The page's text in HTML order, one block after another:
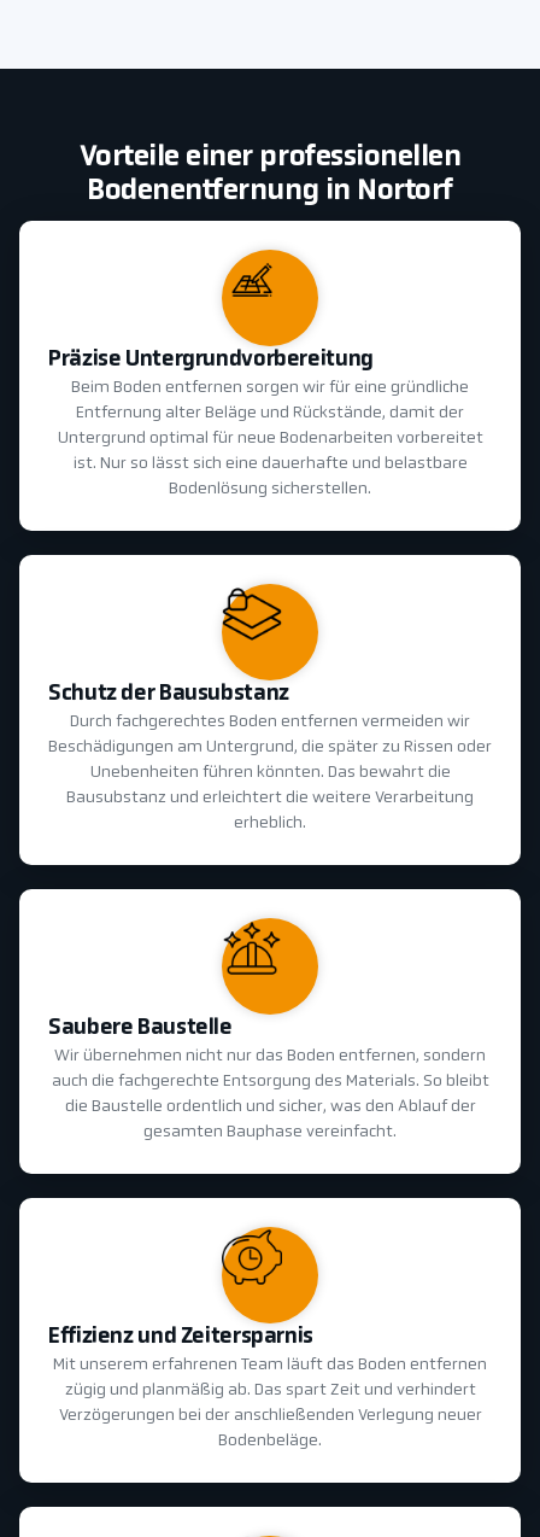
Vorteile einer professionellen
Bodenentfernung in Nortorf
Präzise Untergrundvorbereitung
Beim Boden entfernen sorgen wir für eine gründliche
Entfernung alter Beläge und Rückstände, damit der
Untergrund optimal für neue Bodenarbeiten vorbereitet
ist. Nur so lässt sich eine dauerhafte und belastbare
Bodenlösung sicherstellen.
Schutz der Bausubstanz
Durch fachgerechtes Boden entfernen vermeiden wir
Beschädigungen am Untergrund, die später zu Rissen oder
Unebenheiten führen könnten. Das bewahrt die
Bausubstanz und erleichtert die weitere Verarbeitung
erheblich.
Saubere Baustelle
Wir übernehmen nicht nur das Boden entfernen, sondern
auch die fachgerechte Entsorgung des Materials. So bleibt
die Baustelle ordentlich und sicher, was den Ablauf der
gesamten Bauphase vereinfacht.
Effizienz und Zeitersparnis
Mit unserem erfahrenen Team läuft das Boden entfernen
zügig und planmäßig ab. Das spart Zeit und verhindert
Verzögerungen bei der anschließenden Verlegung neuer
Bodenbeläge.